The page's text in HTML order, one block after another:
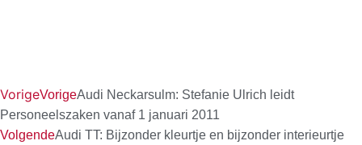
VorigeVorigeAudi Neckarsulm: Stefanie Ulrich leidt
Personeelszaken vanaf 1 januari 2011
VolgendeAudi TT: Bijzonder kleurtje en bijzonder interieurtje